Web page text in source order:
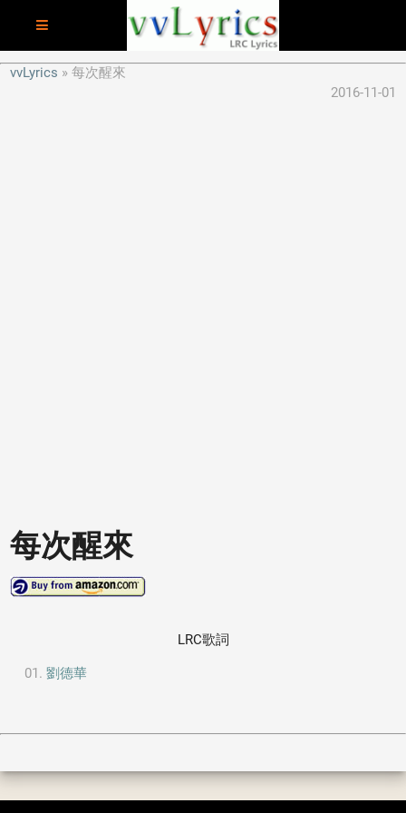
vvLyrics
每次醒來
2016-11-01
每次醒來
LRC歌詞
劉德華